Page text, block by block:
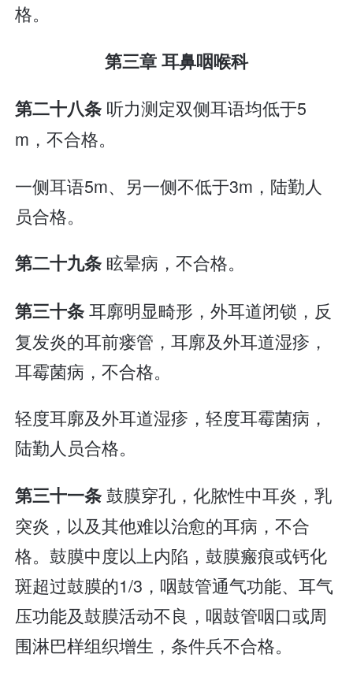
格。
第三章 耳鼻咽喉科
第二十八条 听力测定双侧耳语均低于5
m，不合格。
一侧耳语5m、另一侧不低于3m，陆勤人
员合格。
第二十九条 眩晕病，不合格。
第三十条耳廓明显畸形，外耳道闭锁，反
复发炎的耳前瘘管，耳廓及外耳道湿疹，
耳霉菌病，不合格。
轻度耳廓及外耳道湿疹，轻度耳霉菌病，
陆勤人员合格。
第三十一条鼓膜穿孔，化脓性中耳炎，乳
突炎，以及其他难以治愈的耳病，不合
格。鼓膜中度以上内陷，鼓膜瘢痕或钙化
斑超过鼓膜的1/3，咽鼓管通气功能、耳气
压功能及鼓膜活动不良，咽鼓管咽口或周
围淋巴样组织增生，条件兵不合格。